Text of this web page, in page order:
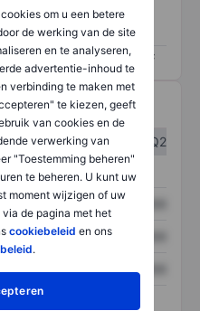
om u een betere
de werking van de site
en te analyseren,
advertentie-inhoud te
verbinding te maken met
te kiezen, geeft
van cookies en de
verwerking van
"Toestemming beheren"
te beheren. U kunt uw
moment wijzigen of uw
de pagina met het
cookiebeleid en ons
.
/
Q1
Q2
XXXXXXX XXXXXXX
XXXXXXX XXXXXXX
XXXXXXX XXXXXXX